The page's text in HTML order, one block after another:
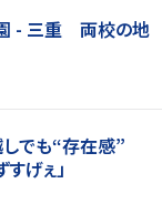
園 - 三重 両校の地
しでも“存在感”
げぇ」